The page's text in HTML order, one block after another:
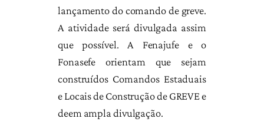
lançamento do comando de greve.
A atividade será divulgada assim
que possível. A Fenajufe e o
Fonasefe orientam que sejam
construídos Comandos Estaduais
e Locais de Construção de GREVE e
deem ampla divulgação.